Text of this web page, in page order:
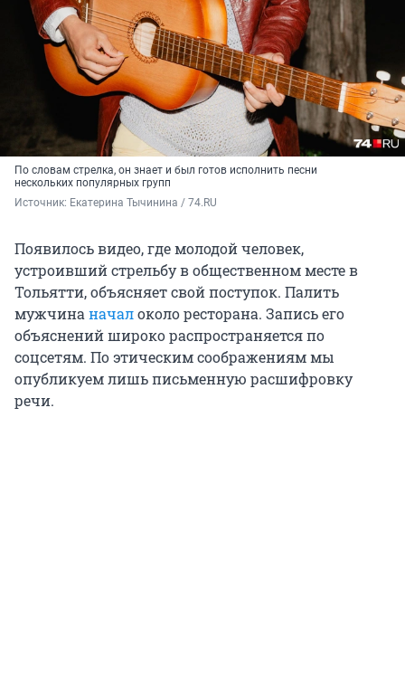
По словам стрелка, он знает и был готов исполнить песни
нескольких популярных групп
Источник: Екатерина Тычинина / 74.RU
Появилось видео, где молодой человек,
устроивший стрельбу в общественном месте в
Тольятти, объясняет свой поступок. Палить
мужчинаначалоколо ресторана. Запись его
объяснений широко распространяется по
соцсетям. По этическим соображениям мы
опубликуем лишь письменную расшифровку
речи.